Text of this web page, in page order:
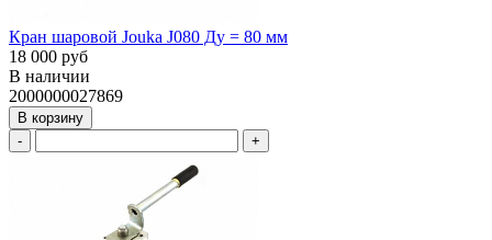
Кран шаровой Jouka J080 Ду = 80 мм
18 000 руб
В наличии
2000000027869
В корзину
-
+